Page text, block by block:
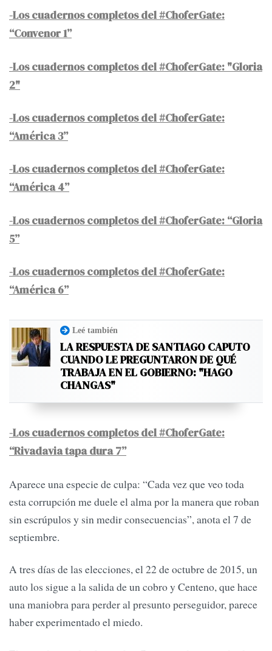
-Los cuadernos completos del #ChoferGate:
“Convenor 1”
-Los cuadernos completos del #ChoferGate: "Gloria
2"
-Los cuadernos completos del #ChoferGate:
“América 3”
-Los cuadernos completos del #ChoferGate:
“América 4”
-Los cuadernos completos del #ChoferGate: “Gloria
5”
-Los cuadernos completos del #ChoferGate:
“América 6”
Leé también
LA RESPUESTA DE SANTIAGO CAPUTO
CUANDO LE PREGUNTARON DE QUÉ
TRABAJA EN EL GOBIERNO: "HAGO
CHANGAS"
-Los cuadernos completos del #ChoferGate:
“Rivadavia tapa dura 7”
Aparece una especie de culpa: “Cada vez que veo toda
esta corrupción me duele el alma por la manera que roban
sin escrúpulos y sin medir consecuencias”, anota el 7 de
septiembre.
A tres días de las elecciones, el 22 de octubre de 2015, un
auto los sigue a la salida de un cobro y Centeno, que hace
una maniobra para perder al presunto perseguidor, parece
haber experimentado el miedo.